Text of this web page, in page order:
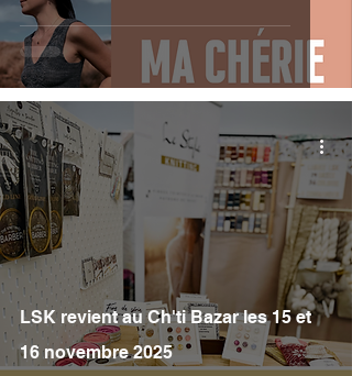
LSK revient au Ch'ti Bazar les 15 et
16 novembre 2025